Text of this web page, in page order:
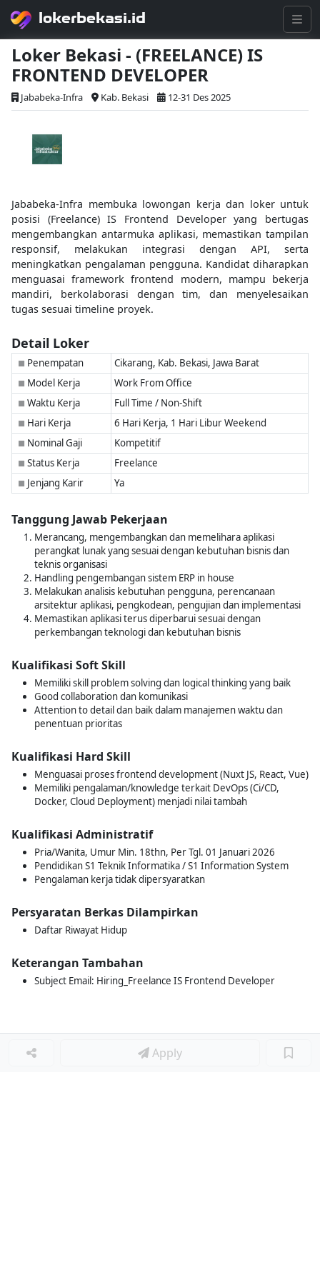
lokerbekasi.id
Loker Bekasi - (FREELANCE) IS
FRONTEND DEVELOPER
Jababeka-Infra Kab. Bekasi 12-31 Des 2025
Jababeka-Infra membuka lowongan kerja dan loker untuk
posisi (Freelance) IS Frontend Developer yang bertugas
mengembangkan antarmuka aplikasi, memastikan tampilan
responsif, melakukan integrasi dengan API, serta
meningkatkan pengalaman pengguna. Kandidat diharapkan
menguasai framework frontend modern, mampu bekerja
mandiri, berkolaborasi dengan tim, dan menyelesaikan
tugas sesuai timeline proyek.
Detail Loker
■ Penempatan Cikarang, Kab. Bekasi, Jawa Barat
■ Model Kerja Work From Office
■ Waktu Kerja Full Time / Non-Shift
■ Hari Kerja 6 Hari Kerja, 1 Hari Libur Weekend
■ Nominal Gaji Kompetitif
■ Status Kerja Freelance
■ Jenjang Karir Ya
Tanggung Jawab Pekerjaan
Merancang, mengembangkan dan memelihara aplikasi
perangkat lunak yang sesuai dengan kebutuhan bisnis dan
teknis organisasi
Handling pengembangan sistem ERP in house
Melakukan analisis kebutuhan pengguna, perencanaan
arsitektur aplikasi, pengkodean, pengujian dan implementasi
Memastikan aplikasi terus diperbarui sesuai dengan
perkembangan teknologi dan kebutuhan bisnis
Kualifikasi Soft Skill
Memiliki skill problem solving dan logical thinking yang baik
Good collaboration dan komunikasi
Attention to detail dan baik dalam manajemen waktu dan
penentuan prioritas
Kualifikasi Hard Skill
Menguasai proses frontend development (Nuxt JS, React, Vue)
Memiliki pengalaman/knowledge terkait DevOps (Ci/CD,
Docker, Cloud Deployment) menjadi nilai tambah
Kualifikasi Administratif
Pria/Wanita, Umur Min. 18thn, Per Tgl. 01 Januari 2026
Pendidikan S1 Teknik Informatika / S1 Information System
Pengalaman kerja tidak dipersyaratkan
Persyaratan Berkas Dilampirkan
Daftar Riwayat Hidup
Keterangan Tambahan
Subject Email: Hiring_Freelance IS Frontend Developer
Apply